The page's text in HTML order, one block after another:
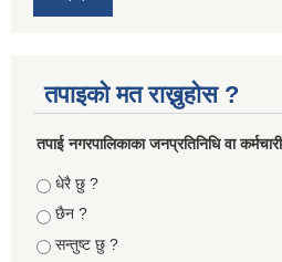
तपाइको मत राख्नुहोस ?
तपा‌ई नगरपालिकाका जनप्रतिनिधि वा
Choices
धेरै छु ?
छैन ?
सन्तुष्ट छु ?